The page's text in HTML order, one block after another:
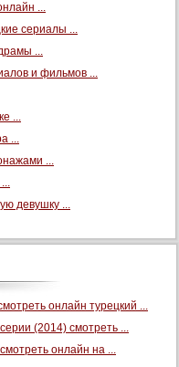
...
сериалы ...
...
и фильмов ...
...
...
...
девушку ...
онлайн турецкий ...
(2014) смотреть ...
онлайн на ...